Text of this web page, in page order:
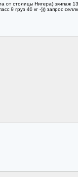
от столицы Нигера) экипаж
груз 40 кг -))) запрос